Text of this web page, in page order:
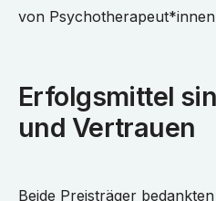
von
Erfolgsmittel
und Vertrauen
Beide Preisträger